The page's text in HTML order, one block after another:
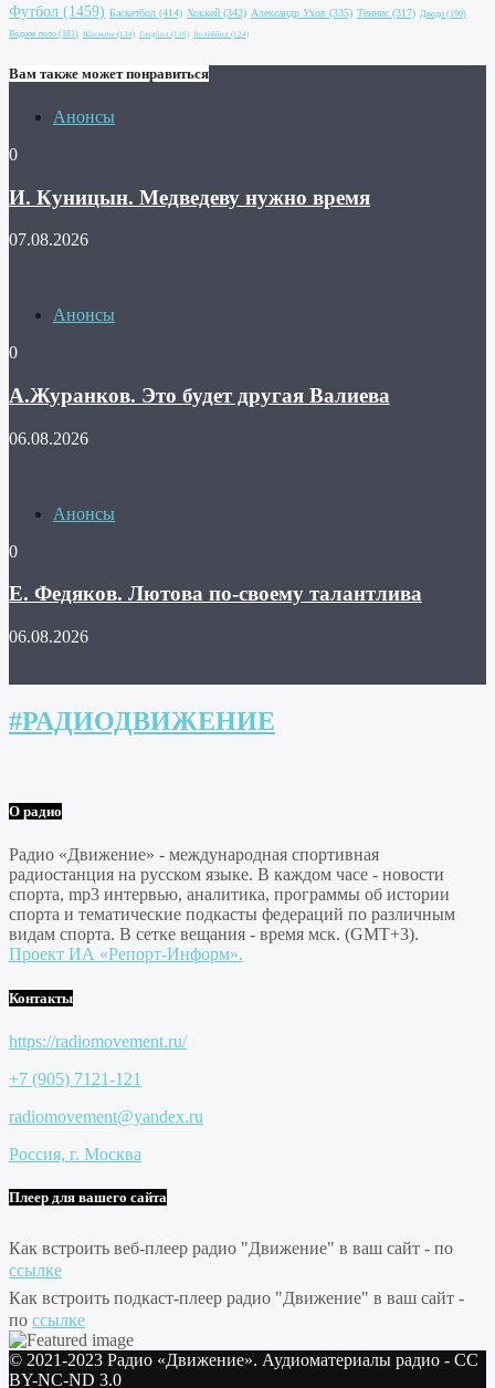
Футбол (1459) Баскетбол (414) Хоккей (342) Александр Ухов (335) Теннис (317) Дзюдо (190)
Водное поло (181) Шахматы (134) Гандбол (130) Волейбол (124)
Вам также может понравиться
Анонсы
0
И. Куницын. Медведеву нужно время
07.08.2026
Анонсы
0
А.Журанков. Это будет другая Валиева
06.08.2026
Анонсы
0
Е. Федяков. Лютова по-своему талантлива
06.08.2026
#РАДИОДВИЖЕНИЕ
О радио
Радио «Движение» - международная спортивная
радиостанция на русском языке. В каждом часе - новости
спорта, mp3 интервью, аналитика, программы об истории
спорта и тематические подкасты федераций по различным
видам спорта. В сетке вещания - время мск. (GMT+3).
Проект ИА «Репорт-Информ».
Контакты
https://radiomovement.ru/
+7 (905) 7121-121
radiomovement@yandex.ru
Россия, г. Москва
Плеер для вашего сайта
Как встроить веб-плеер радио "Движение" в ваш сайт - по
ссылке
Как встроить подкаст-плеер радио "Движение" в ваш сайт -
по ссылке
© 2021-2023 Радио «Движение». Аудиоматериалы радио - CC
BY-NC-ND 3.0